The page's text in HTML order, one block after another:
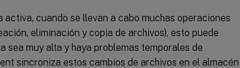
cuando se llevan a cabo muchas operaciones
eliminación y copia de archivos), esto puede
sea muy alta y haya problemas temporales de
sincroniza estos cambios de archivos en el almacén